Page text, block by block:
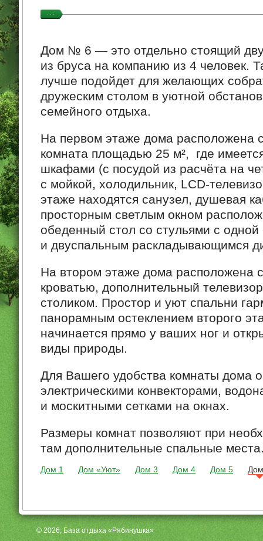
Дом № 6 — это отдельно стоящий
из бруса на компанию из 4 человек.
лучше подойдет для желающих
дружеским столом в уютной
семейного отдыха.
На первом этаже дома расположена
комната площадью 25 м², где
шкафами (с посудой из расчёта на
с мойкой, холодильник, LCD-
этаже находятся санузел, душевая
просторным светлым окном
обеденный стол со стульями с одной
и двуспальным раскладывающимся
На втором этаже дома расположена
кроватью, дополнительный
столиком. Простор и уют спальни
панорамным остеклением второго
начинается прямо у ваших ног и
виды природы.
Для Вашего удобства комнаты дома
электрическими конвекторами,
и москитными сетками на окнах.
Размеры комнат позволяют при
там дополнительные спальные
Дом 1 Дом «Уют» Дом 3 Дом 4 Дом 5
© 2026, База отдыха «Рябинушка»